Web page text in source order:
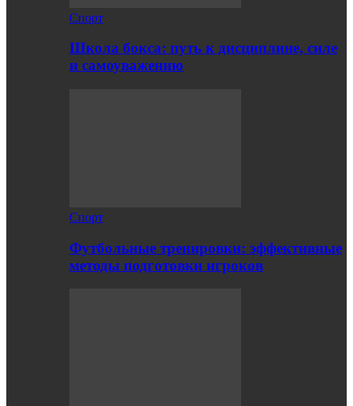
Спорт
Школа бокса: путь к дисциплине, силе
и самоуважению
Спорт
Футбольные тренировки: эффективные
методы подготовки игроков